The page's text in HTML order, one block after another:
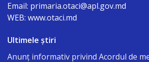
Dispozițiile
primarului
Consiliul
Email: primaria.otaci@apl.gov.md
WEB: www.otaci.md
Ultimele știri
Anunț informativ privind Acordul de